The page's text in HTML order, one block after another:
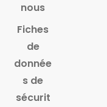
nous
Fiches
de
donnée
s de
sécurit